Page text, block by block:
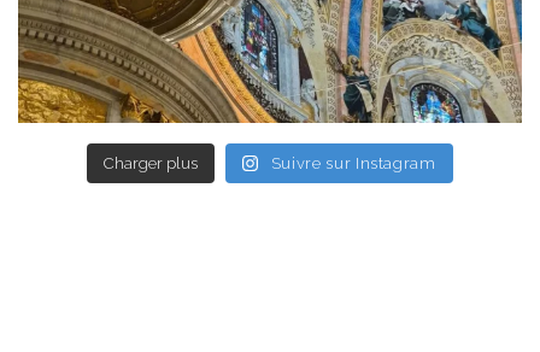
Charger plus Suivre sur Instagram